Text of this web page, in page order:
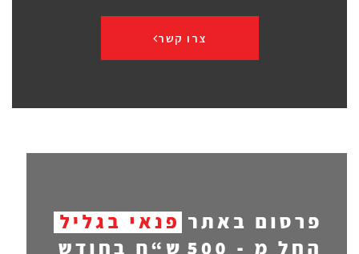
צרו קשר